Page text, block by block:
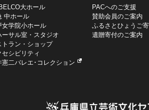
大ホール
中ホール
女学院小ホール
ーサル室・スタジオ
トラン・ショップ
セシビリティ
憲二バレエ･コレクション
PACへのご支援
賛助会員のご案内
ふるさとひょうご
遺贈寄付のご案内